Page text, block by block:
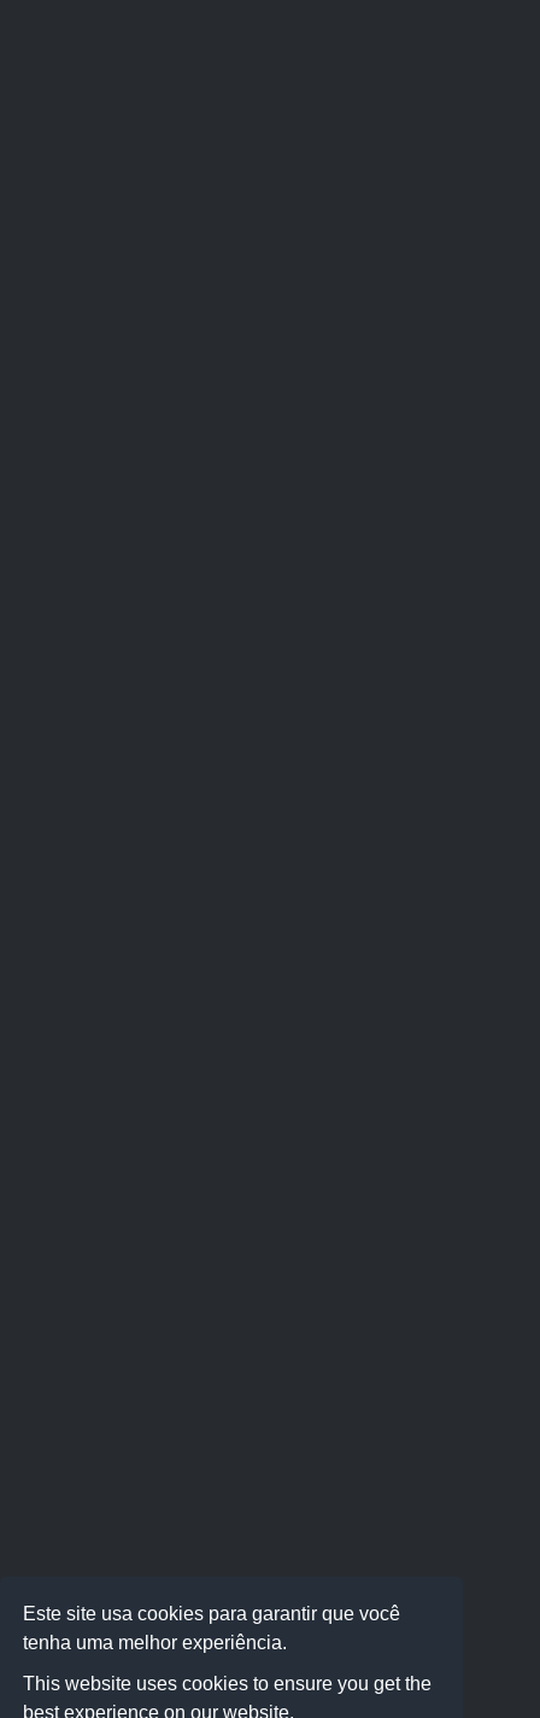
Este site usa cookies para garantir que você
tenha uma melhor experiência.
This website uses cookies to ensure you get the
best experience on our website.